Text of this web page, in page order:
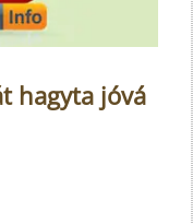
hagyta jóvá